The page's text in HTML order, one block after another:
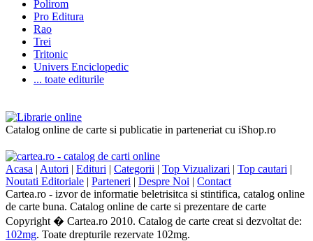
Polirom
Pro Editura
Rao
Trei
Tritonic
Univers Enciclopedic
... toate editurile
Catalog online de carte si publicatie in parteneriat cu iShop.ro
Acasa | Autori | Edituri | Categorii | Top Vizualizari | Top cautari |
Noutati Editoriale | Parteneri | Despre Noi | Contact
Cartea.ro - izvor de informatie beletrisitca si stintifica, catalog online
de carte buna. Catalog online de carte si prezentare de carte
Copyright � Cartea.ro 2010. Catalog de carte creat si dezvoltat de:
102mg. Toate drepturile rezervate 102mg.